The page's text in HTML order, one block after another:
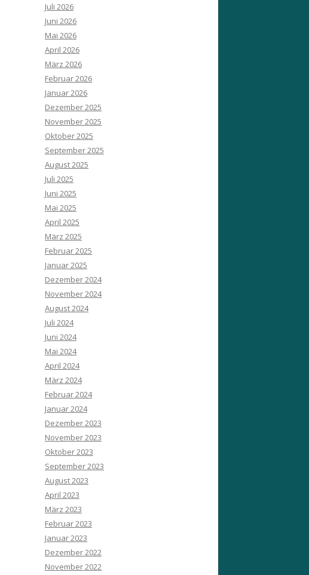
Juli 2026
Juni 2026
Mai 2026
April 2026
März 2026
Februar 2026
Januar 2026
Dezember 2025
November 2025
Oktober 2025
September 2025
August 2025
Juli 2025
Juni 2025
Mai 2025
April 2025
März 2025
Februar 2025
Januar 2025
Dezember 2024
November 2024
August 2024
Juli 2024
Juni 2024
Mai 2024
April 2024
März 2024
Februar 2024
Januar 2024
Dezember 2023
November 2023
Oktober 2023
September 2023
August 2023
April 2023
März 2023
Februar 2023
Januar 2023
Dezember 2022
November 2022